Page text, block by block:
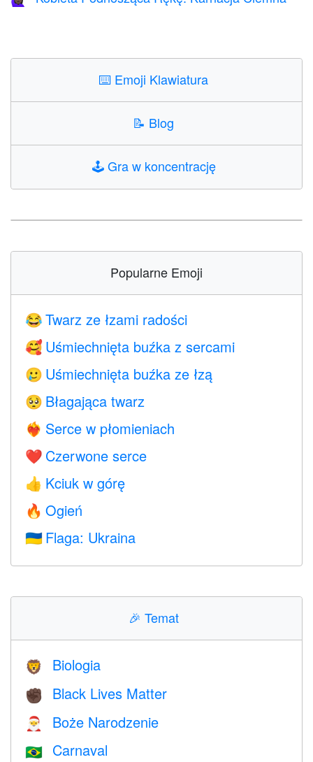
⌨️ Emoji Klawiatura
📝 Blog
🕹️Gra w koncentrację
Popularne Emoji
😂 Twarz ze łzami radości
🥰 Uśmiechnięta buźka z sercami
🥲 Uśmiechnięta buźka ze łzą
🥺 Błagająca twarz
❤️‍🔥 Serce w płomieniach
❤️ Czerwone serce
👍 Kciuk w górę
🔥 Ogień
🇺🇦 Flaga: Ukraina
🎉 Temat
🦁 Biologia
✊🏿 Black Lives Matter
🎅 Boże Narodzenie
🇧🇷 Carnaval